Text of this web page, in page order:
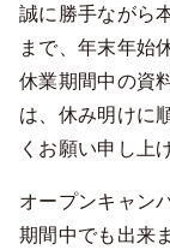
誠に勝手ながら
まで、年末年始
休業期間中の資
は、休み明けに
くお願い申し上
オープンキャン
期間中でも出来